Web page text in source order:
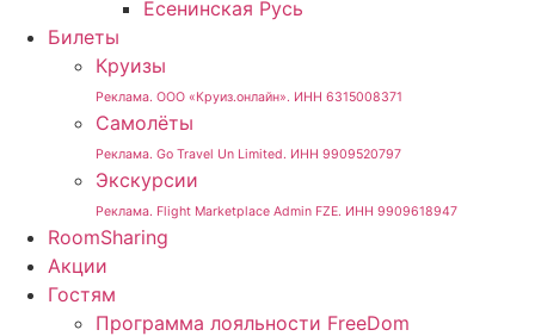
Есенинская Русь
Билеты
Круизы
Реклама. ООО «Круиз.онлайн». ИНН 6315008371
Самолёты
Реклама. Go Travel Un Limited. ИНН 9909520797
Экскурсии
Реклама. Flight Marketplace Admin FZE. ИНН 9909618947
RoomSharing
Акции
Гостям
Программа лояльности FreeDom